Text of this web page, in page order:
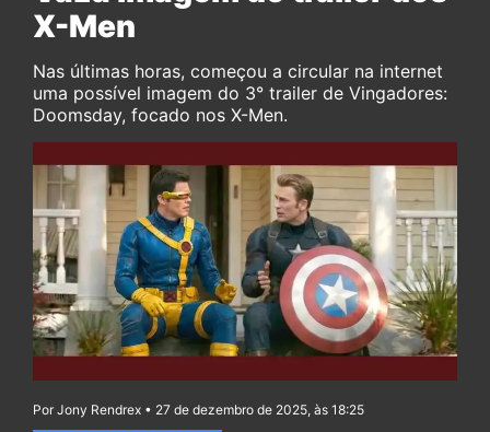
X-Men
Nas últimas horas, começou a circular na internet
uma possível imagem do 3° trailer de Vingadores:
Doomsday, focado nos X-Men.
Por Jony Rendrex • 27 de dezembro de 2025, às 18:25